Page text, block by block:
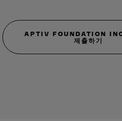
APTIV FOUNDATION
제출하기